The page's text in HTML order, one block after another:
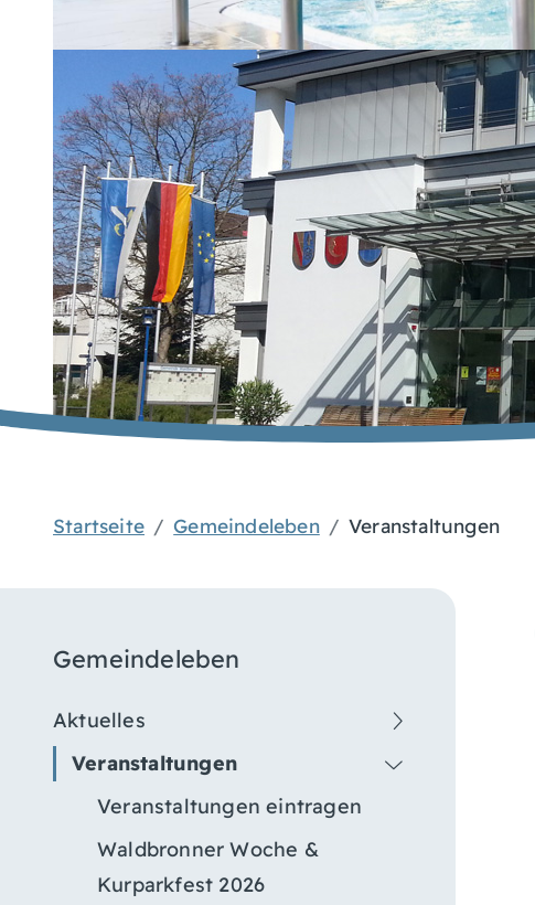
Startseite Gemeindeleben Veranstaltungen
Gemeindeleben
Aktuelles
Veranstaltungen
Veranstaltungen eintragen
Waldbronner Woche &
Kurparkfest 2026